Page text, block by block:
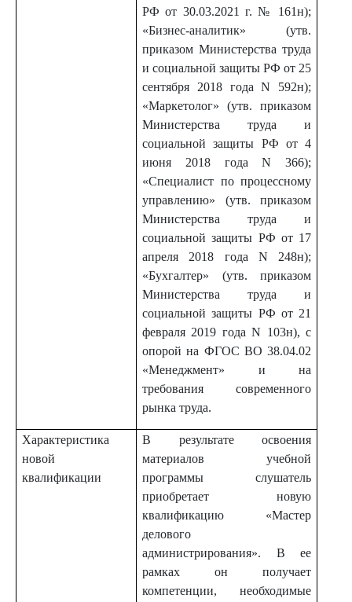
РФ от 30.03.2021 г. № 161н);
«Бизнес-аналитик» (утв.
приказом Министерства труда
и социальной защиты РФ от 25
сентября 2018 года N 592н);
«Маркетолог» (утв. приказом
Министерства труда и
социальной защиты РФ от 4
июня 2018 года N 366);
«Специалист по процессному
управлению» (утв. приказом
Министерства труда и
социальной защиты РФ от 17
апреля 2018 года N 248н);
«Бухгалтер» (утв. приказом
Министерства труда и
социальной защиты РФ от 21
февраля 2019 года N 103н), с
опорой на ФГОС ВО 38.04.02
«Менеджмент» и на
требования современного
рынка труда.
Характеристика
новой
квалификации
В результате освоения
материалов учебной
программы слушатель
приобретает новую
квалификацию «Мастер
делового
администрирования». В ее
рамках он получает
компетенции, необходимые